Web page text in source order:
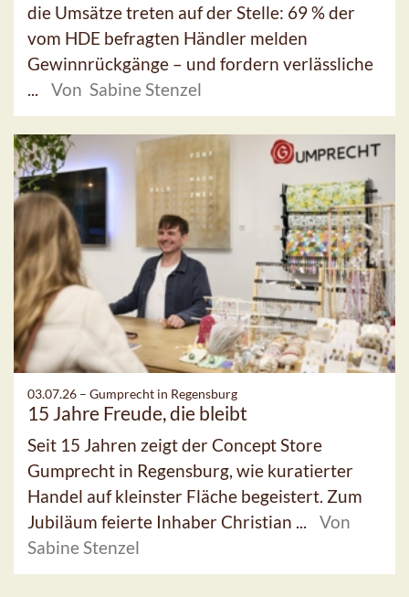
die Umsätze treten auf der Stelle: 69 % der
vom HDE befragten Händler melden
Gewinnrückgänge – und fordern verlässliche
...
Von Sabine Stenzel
03.07.26 – Gumprecht in Regensburg
15 Jahre Freude, die bleibt
Seit 15 Jahren zeigt der Concept Store
Gumprecht in Regensburg, wie kuratierter
Handel auf kleinster Fläche begeistert. Zum
Jubiläum feierte Inhaber Christian ...
Von
Sabine Stenzel